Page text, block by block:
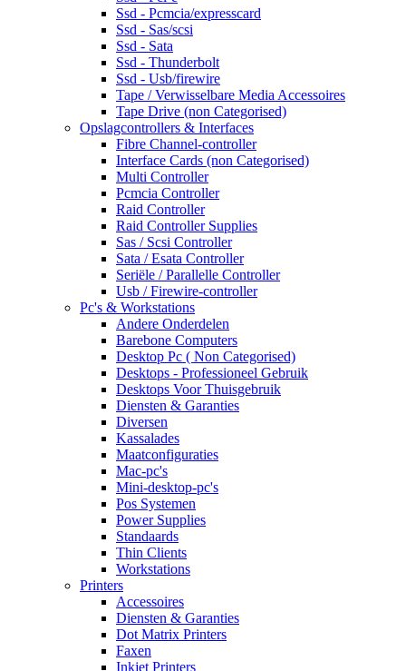
Ssd - Pcmcia/expresscard
Ssd - Sas/scsi
Ssd - Sata
Ssd - Thunderbolt
Ssd - Usb/firewire
Tape / Verwisselbare Media Accessoires
Tape Drive (non Categorised)
Opslagcontrollers & Interfaces
Fibre Channel-controller
Interface Cards (non Categorised)
Multi Controller
Pcmcia Controller
Raid Controller
Raid Controller Supplies
Sas / Scsi Controller
Sata / Esata Controller
Seriële / Parallelle Controller
Usb / Firewire-controller
Pc's & Workstations
Andere Onderdelen
Barebone Computers
Desktop Pc ( Non Categorised)
Desktops - Professioneel Gebruik
Desktops Voor Thuisgebruik
Diensten & Garanties
Diversen
Kassalades
Maatconfiguraties
Mac-pc's
Mini-desktop-pc's
Pos Systemen
Power Supplies
Standaards
Thin Clients
Workstations
Printers
Accessoires
Diensten & Garanties
Dot Matrix Printers
Faxen
Inkjet Printers